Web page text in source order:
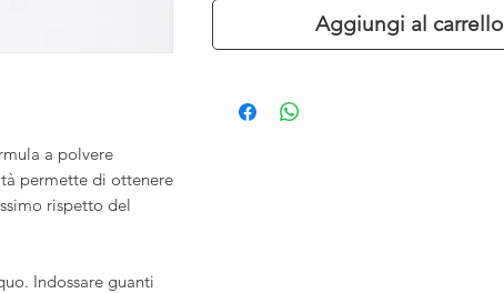
a polvere
permette di ottenere
rispetto del
Indossare guanti
Aggiungi al carrello